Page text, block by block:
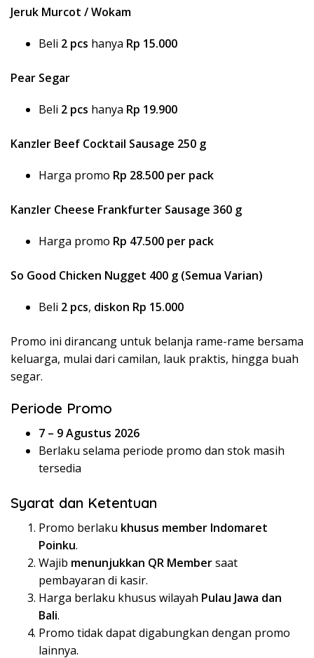
Jeruk Murcot / Wokam
Beli 2 pcs hanya Rp 15.000
Pear Segar
Beli 2 pcs hanya Rp 19.900
Kanzler Beef Cocktail Sausage 250 g
Harga promo Rp 28.500 per pack
Kanzler Cheese Frankfurter Sausage 360 g
Harga promo Rp 47.500 per pack
So Good Chicken Nugget 400 g (Semua Varian)
Beli 2 pcs, diskon Rp 15.000
Promo ini dirancang untuk belanja rame-rame bersama
keluarga, mulai dari camilan, lauk praktis, hingga buah
segar.
Periode Promo
7 – 9 Agustus 2026
Berlaku selama periode promo dan stok masih
tersedia
Syarat dan Ketentuan
Promo berlaku khusus member Indomaret
Poinku.
Wajib menunjukkan QR Membersaat
pembayaran di kasir.
Harga berlaku khusus wilayah Pulau Jawa dan
Bali.
Promo tidak dapat digabungkan dengan promo
lainnya.